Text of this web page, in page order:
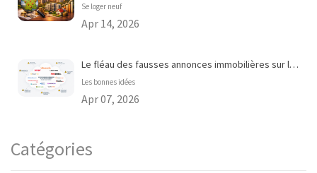
Se loger neuf
Apr 14, 2026
Le fléau des fausses annonces immobilières sur les portails en ligne
Les bonnes idées
Apr 07, 2026
Catégories